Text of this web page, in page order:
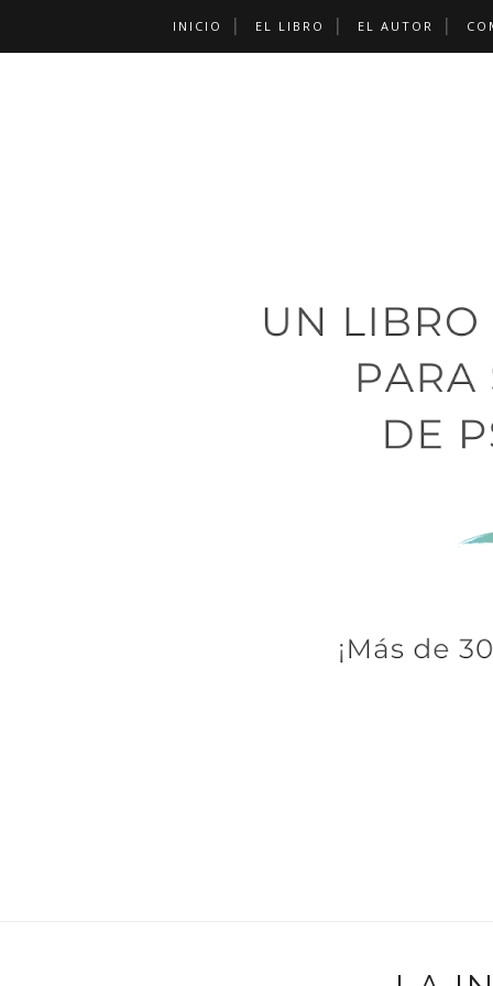
INICIO EL LIBRO EL AUTOR